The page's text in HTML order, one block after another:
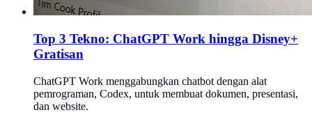
Top 3 Tekno: ChatGPT Work hingga Disney+
Gratisan
ChatGPT Work menggabungkan chatbot dengan alat
pemrograman, Codex, untuk membuat dokumen, presentasi,
dan website.